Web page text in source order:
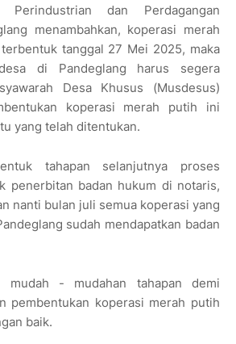
Perindustrian dan Perdagangan
menambahkan, koperasi merah
tanggal 27 Mei 2025, maka
di Pandeglang harus segera
Desa Khusus (Musdesus)
koperasi merah putih ini
yang telah ditentukan.
tahapan selanjutnya proses
penerbitan badan hukum di notaris,
nanti bulan juli semua koperasi yang
sudah mendapatkan badan
mudah - mudahan tahapan demi
pembentukan koperasi merah putih
baik.